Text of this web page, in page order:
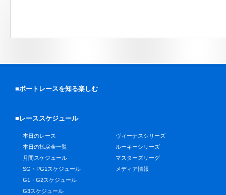
■ボートレースを知る楽しむ
■レーススケジュール
本日のレース
本日の払戻金一覧
月間スケジュール
SG・PG1スケジュール
G1・G2スケジュール
G3スケジュール
ヴィーナスシリーズ
ルーキーシリーズ
マスターズリーグ
メディア情報